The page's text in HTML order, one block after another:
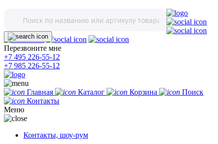
Перезвоните мне
+7 495 226-55-12
+7 985 226-55-12
Главная Каталог Корзина
Поиск
Контакты
Меню
Контакты, шоу-рум